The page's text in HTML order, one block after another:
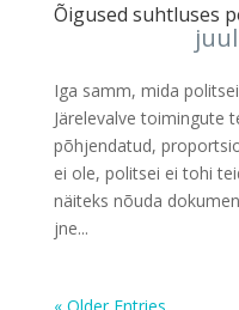
Õigused suhtluses
Iga samm, mida
Järelevalve toimingute
põhjendatud,
ei ole, politsei ei tohi
näiteks nõuda
jne...